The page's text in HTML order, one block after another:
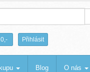
0,- Přihlásit
Blog O nás